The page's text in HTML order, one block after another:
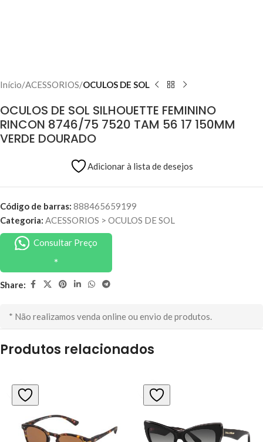
Início ACESSORIOS OCULOS DE SOL
OCULOS DE SOL SILHOUETTE FEMININO
RINCON 8746/75 7520 TAM 56 17 150MM
VERDE DOURADO
Adicionar à lista de desejos
Código de barras: 888465659199
Categoria: ACESSORIOS > OCULOS DE SOL
Consultar Preço
Share:
* Não realizamos venda online ou envio de produtos.
Produtos relacionados